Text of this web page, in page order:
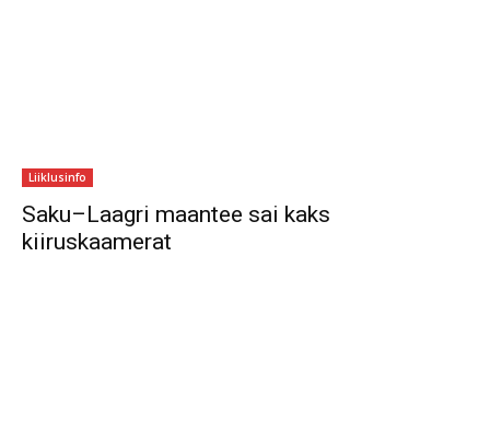
Liiklusinfo
Saku–Laagri maantee sai kaks
kiiruskaamerat